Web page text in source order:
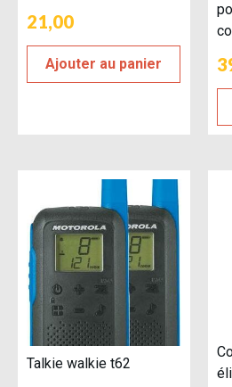
21,00
Ajouter au panier
Talkie walkie t62